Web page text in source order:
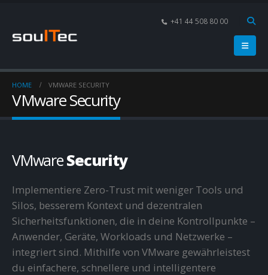
+41 44 508 80 00
HOME VMWARE SECURITY
VMware Security
VMwareSecurity
Implementiere Zero-Trust mit weniger Tools und
Silos, besserem Kontext und dezentralen
Sicherheitsfunktionen, die in deine Kontrollpunkte –
Anwender, Geräte, Workloads und Netzwerke –
integriert sind. Mithilfe von VMware gewährleistest
du einfachere, schnellere und intelligentere